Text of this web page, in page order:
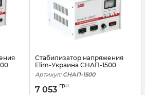
Стабилизатор напряжения
Elim-Украина СНАП-1500
Артикул: СНАП-1500
7 053 грн.